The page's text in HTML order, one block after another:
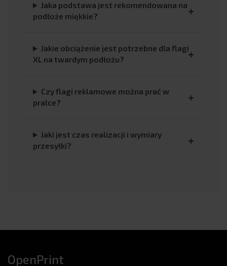
Jaka podstawa jest rekomendowana na
podłoże miękkie?
Jakie obciążenie jest potrzebne dla flagi
XL na twardym podłożu?
Czy flagi reklamowe można prać w
pralce?
Jaki jest czas realizacji i wymiary
przesyłki?
OpenPrint